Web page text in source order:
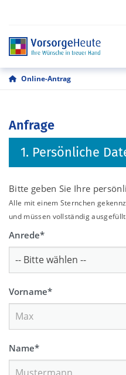
Online-Antrag
Anfrage
1. Persönliche
Bitte geben Sie Ihre
Alle mit einem Sternchen
und müssen vollständig
Anrede*
Vorname*
Name*
Informationen
Online-Antrag